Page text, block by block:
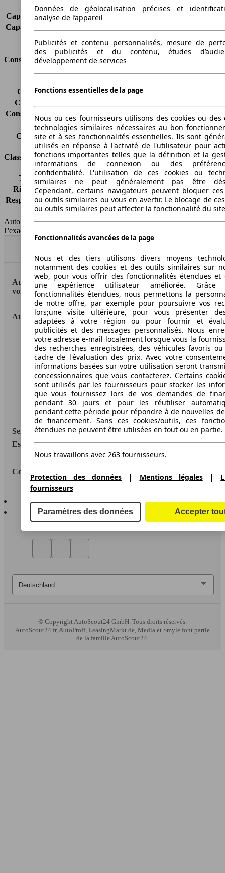
Charge sur toit
Capacité de remorquage (sans freins)
Capacité de remorquage (avec freins)
Volume du coffre
Consommation
Émissions de CO2*
Consommation (ville)
-
Consommation (route)
Consommation (combinée)*
Classe d'émissions
Euro 6
Capacité du réservoir
60 l
Classes d'assurance
Tous risques
-
Risques partiels
-
Responsabilité civile -
HSN/TSN
n.c./n.c.
AutoScout24 France SAS décline toute responsabilité concernant
l''exactitude des indications fournies.
AutoScout24: la plus grande plateforme en ligne de
voitures en Europe
AutoScout24
A propos d'AutoScout24
Conditions d'utilisation
Informations légales
Protection des données
Accessibility Statement
Service
Espace Pro
Contact
AutoScout24 pour Android
© CopyrightAutoScout24 GmbH. Tous droits réservés.
AutoScout24.fr, AutoProff, LeasingMarkt.de, Media et Smyle font partie
de la famille AutoScout24.
Données de géolocalisation précises et
analyse de l’appareil
Publicités et contenu personnalisés, mesure de
des publicités et du contenu, études
développement de services
Fonctions essentielles de la page
Nous ou ces fournisseurs utilisons des cookies ou des
technologies similaires nécessaires au bon
site et à ses fonctionnalités essentielles. Ils sont
utilisés en réponse à l'activité de l'utilisateur pour
fonctions importantes telles que la définition et la
informations de connexion ou des
confidentialité. L'utilisation de ces cookies ou
similaires ne peut généralement pas être
Cependant, certains navigateurs peuvent bloquer ces
ou outils similaires ou vous en avertir. Le blocage de
ou outils similaires peut affecter la fonctionnalité du
Fonctionnalités avancées de la page
Nous et des tiers utilisons divers moyens
notamment des cookies et des outils similaires sur
web, pour vous offrir des fonctionnalités étendues et
une expérience utilisateur améliorée.
fonctionnalités étendues, nous permettons la
de notre offre, par exemple pour poursuivre vos
lors;une visite ultérieure, pour vous présenter
adaptées à votre région ou pour fournir et
publicités et des messages personnalisés. Nous
votre adresse e-mail localement lorsque vous la
des recherches enregistrées, des véhicules favoris
cadre de l'évaluation des prix. Avec votre
informations basées sur votre utilisation seront
concessionnaires que vous contacterez. Certains
sont utilisés par les fournisseurs pour stocker les
que vous fournissez lors de vos demandes de
pendant 30 jours et pour les réutiliser
pendant cette période pour répondre à de nouvelles
de financement. Sans ces cookies/outils, ces
étendues ne peuvent être utilisées en tout ou en partie.
Nous travaillons avec 263 fournisseurs.
Protection des données | Mentions légales|
fournisseurs
Paramètres des données Accepter